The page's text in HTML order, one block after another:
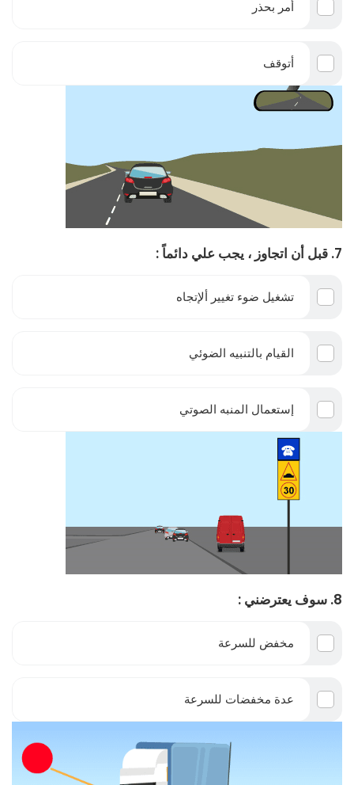
أمر بحذر
أتوقف
7. قبل أن اتجاوز ، يجب علي دائماً :
تشغيل ضوء تغيير ألإتجاه
القيام بالتنبيه الضوئي
إستعمال المنبه الصوتي
8. سوف يعترضني :
مخفض للسرعة
عدة مخفضات للسرعة